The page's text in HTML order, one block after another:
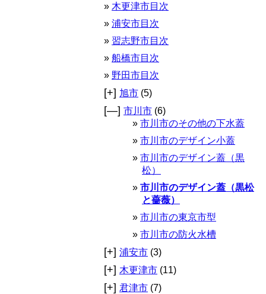
木更津市目次
浦安市目次
習志野市目次
船橋市目次
野田市目次
[+] 旭市 (5)
[—] 市川市 (6)
市川市のその他の下水蓋
市川市のデザイン小蓋
市川市のデザイン蓋（黒
松）
市川市のデザイン蓋（黒松
と薔薇）
市川市の東京市型
市川市の防火水槽
[+] 浦安市 (3)
[+] 木更津市 (11)
[+] 君津市 (7)